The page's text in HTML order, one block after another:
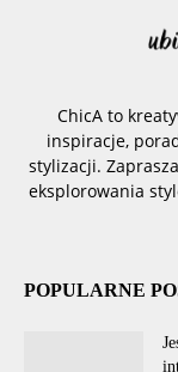
ChicA to
inspiracje,
stylizacji.
eksplorowania
POPULARNE